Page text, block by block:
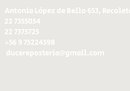
Antonia López de Bello 653,
22 7355054
22 7375725
+56 9 75224598
ducereposteria@gmail.com